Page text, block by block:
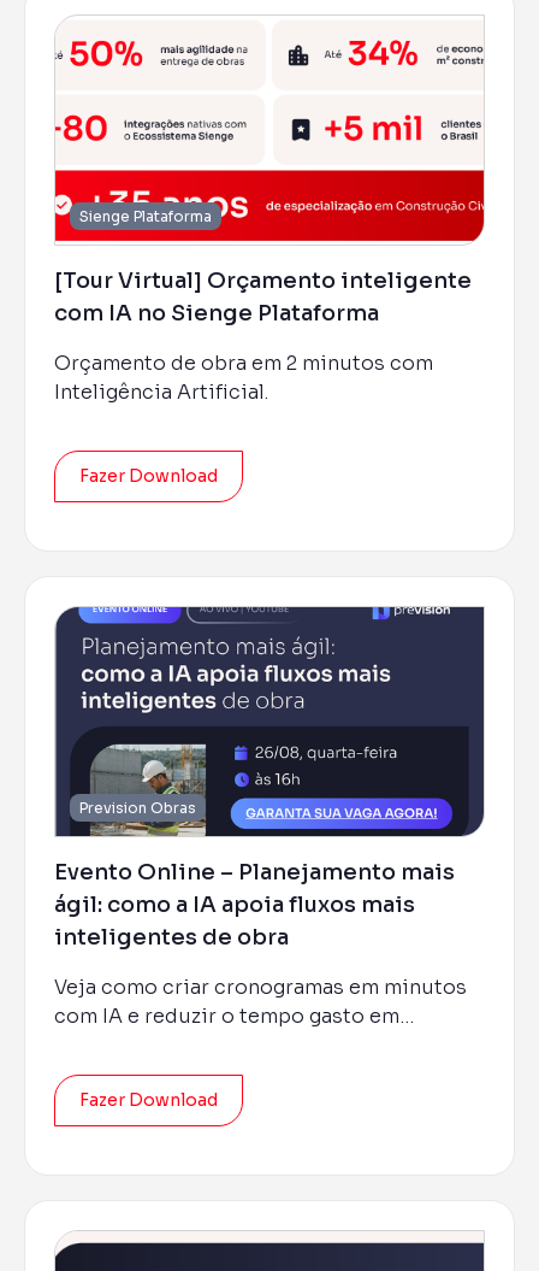
Obras
Solução
Solução
Sienge Plataforma
[Tour Virtual] Orçamento inteligente
com IA no Sienge Plataforma
Orçamento de obra em 2 minutos com
Inteligência Artificial.
Fazer Download
Prevision Obras
Evento Online – Planejamento mais
ágil: como a IA apoia fluxos mais
inteligentes de obra
Veja como criar cronogramas em minutos
com IA e reduzir o tempo gasto em
Fazer Download